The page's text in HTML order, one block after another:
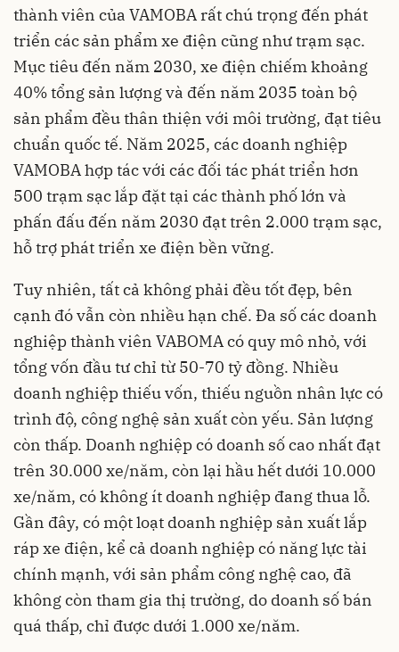
thành viên của VAMOBA rất chú trọng đến phát
triển các sản phẩm xe điện cũng như trạm sạc.
Mục tiêu đến năm 2030, xe điện chiếm khoảng
40% tổng sản lượng và đến năm 2035 toàn bộ
sản phẩm đều thân thiện với môi trường, đạt tiêu
chuẩn quốc tế. Năm 2025, các doanh nghiệp
VAMOBA hợp tác với các đối tác phát triển hơn
500 trạm sạc lắp đặt tại các thành phố lớn và
phấn đấu đến năm 2030 đạt trên 2.000 trạm sạc,
hỗ trợ phát triển xe điện bền vững.
Tuy nhiên, tất cả không phải đều tốt đẹp, bên
cạnh đó vẫn còn nhiều hạn chế. Đa số các doanh
nghiệp thành viên VABOMA có quy mô nhỏ, với
tổng vốn đầu tư chỉ từ 50-70 tỷ đồng. Nhiều
doanh nghiệp thiếu vốn, thiếu nguồn nhân lực có
trình độ, công nghệ sản xuất còn yếu. Sản lượng
còn thấp. Doanh nghiệp có doanh số cao nhất đạt
trên 30.000 xe/năm, còn lại hầu hết dưới 10.000
xe/năm, có không ít doanh nghiệp đang thua lỗ.
Gần đây, có một loạt doanh nghiệp sản xuất lắp
ráp xe điện, kể cả doanh nghiệp có năng lực tài
chính mạnh, với sản phẩm công nghệ cao, đã
không còn tham gia thị trường, do doanh số bán
quá thấp, chỉ được dưới 1.000 xe/năm.